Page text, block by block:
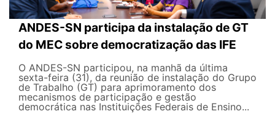
ANDES-SN participa da instalação de GT
do MEC sobre democratização das IFE
O ANDES-SN participou, na manhã da última
sexta-feira (31), da reunião de instalação do Grupo
de Trabalho (GT) para aprimoramento dos
mecanismos de participação e gestão
democrática nas Instituições Federais de Ensino...